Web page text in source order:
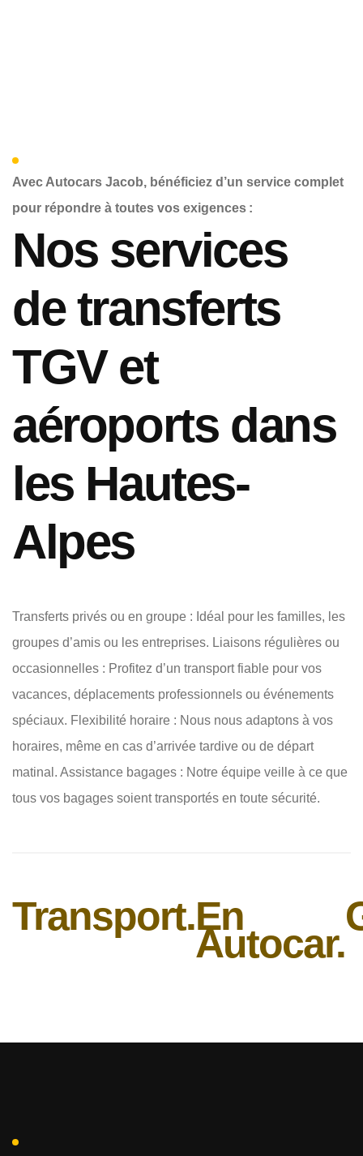
Avec Autocars Jacob, bénéficiez d’un service complet
pour répondre à toutes vos exigences :
Nos services
de transferts
TGV et
aéroports dans
les Hautes-
Alpes
Transferts privés ou en groupe : Idéal pour les familles, les
groupes d’amis ou les entreprises. Liaisons régulières ou
occasionnelles : Profitez d’un transport fiable pour vos
vacances, déplacements professionnels ou événements
spéciaux. Flexibilité horaire : Nous nous adaptons à vos
horaires, même en cas d’arrivée tardive ou de départ
matinal. Assistance bagages : Notre équipe veille à ce que
tous vos bagages soient transportés en toute sécurité.
Transport.En
Autocar.